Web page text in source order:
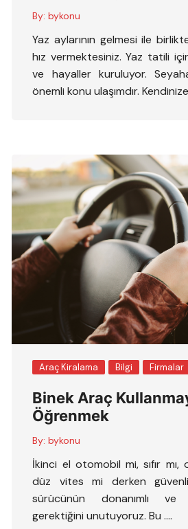
By: bykonu
Yaz aylarının gelmesi ile
hız vermektesiniz. Yaz tatili
ve hayaller kuruluyor.
önemli konu ulaşımdır.
Araç Kiralama Bilgi Firmalar
Binek Araç
Öğrenmek
By: bykonu
İkinci el otomobil mi, sıfır
düz vites mi derken
sürücünün donanımlı ve
gerektiğini unutuyoruz. Bu ….